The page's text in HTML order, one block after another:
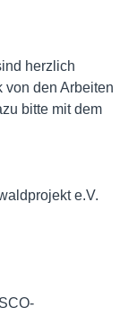
herzlich
den Arbeiten
bitte mit dem
e.V.